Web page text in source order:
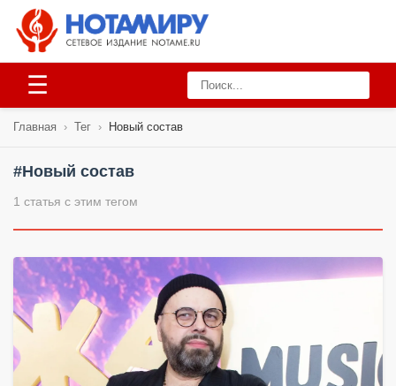
☰
Главная › Тег › Новый состав
#Новый состав
1 статья с этим тегом